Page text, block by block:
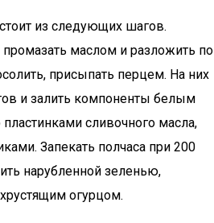
из следующих шагов.
маслом и разложить по
присыпать перцем. На них
и залить компоненты белым
сливочного масла,
Запекать полчаса при 200
нарубленной зеленью,
огурцом.